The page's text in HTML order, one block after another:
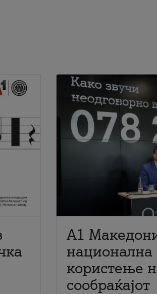
A1
национална
користење
сообраќајот